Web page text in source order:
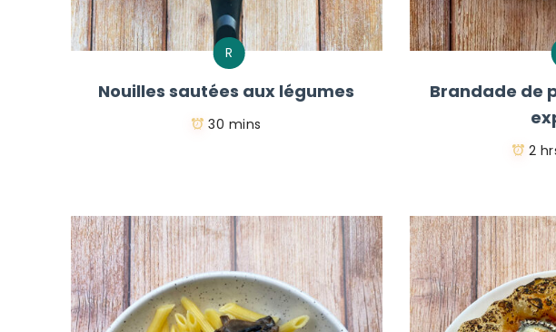
R
Nouilles sautées aux légumes
30 mins
Brandade de
2